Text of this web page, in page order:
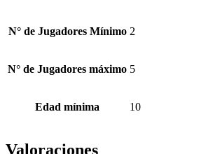
N° de Jugadores Mínimo 2
N° de Jugadores máximo 5
Edad mínima 10
Valoraciones